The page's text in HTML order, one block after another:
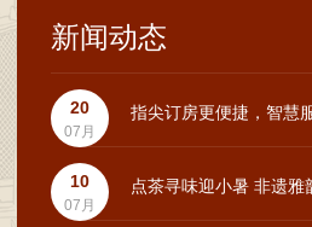
新闻动态
20
07月
10
07月